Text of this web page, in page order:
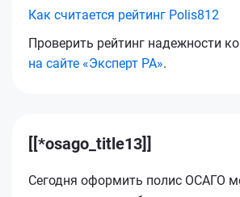
Как считается рейтинг Polis812
Проверить рейтинг надежности
на сайте «Эксперт РА».
[[*osago_title13]]
Сегодня оформить полис ОСАГО